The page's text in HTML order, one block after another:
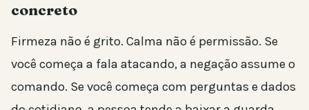
concreto
Firmeza não é grito. Calma não é permissão. Se
você começa a fala atacando, a negação assume o
comando. Se você começa com perguntas e dados